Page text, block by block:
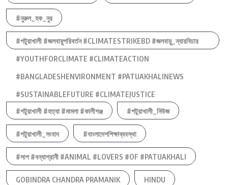
#নুরুল_হক_নুর
#পটুয়াখালী #জলবায়ুপরিবর্তন #CLIMATESTRIKEBD #জলবায়ু_ন্যায়বিচার
#YOUTHFORCLIMATE #CLIMATEACTION
#BANGLADESHENVIRONMENT #PATUAKHALINEWS
#SUSTAINABLEFUTURE #CLIMATEJUSTICE
#পটুয়াখালী #হত্যা #মামলা #কালীগঞ্জ
#পটুয়াখালী_নিউজ
#পটুয়াখালী_সংবাদ #বাংলাদেশশিক্ষাব্যবস্থা
#সাপ #বন্যাপ্রানী #ANIMAL #LOVERS #OF #PATUAKHALI
GOBINDRA CHANDRA PRAMANIK HINDU